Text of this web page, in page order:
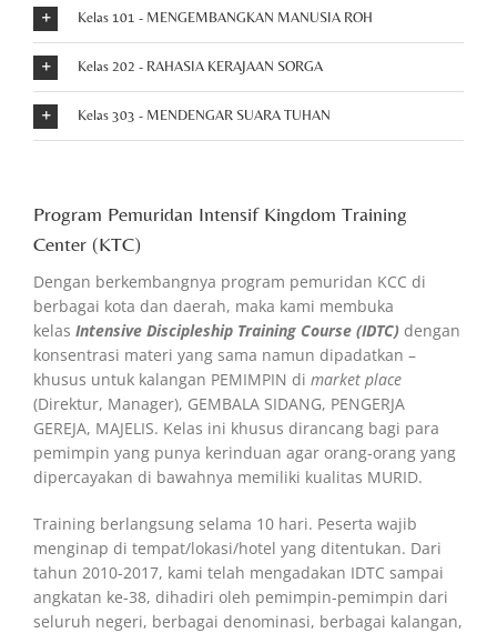
Kelas 101 - MENGEMBANGKAN MANUSIA ROH
Kelas 202 - RAHASIA KERAJAAN SORGA
Kelas 303 - MENDENGAR SUARA TUHAN
Program Pemuridan Intensif Kingdom Training
Center (KTC)
Dengan berkembangnya program pemuridan KCC di
berbagai kota dan daerah, maka kami membuka
kelas Intensive Discipleship Training Course (IDTC) dengan
konsentrasi materi yang sama namun dipadatkan –
khusus untuk kalangan PEMIMPIN di market place
(Direktur, Manager), GEMBALA SIDANG, PENGERJA
GEREJA, MAJELIS. Kelas ini khusus dirancang bagi para
pemimpin yang punya kerinduan agar orang-orang yang
dipercayakan di bawahnya memiliki kualitas MURID.
Training berlangsung selama 10 hari. Peserta wajib
menginap di tempat/lokasi/hotel yang ditentukan. Dari
tahun 2010-2017, kami telah mengadakan IDTC sampai
angkatan ke-38, dihadiri oleh pemimpin-pemimpin dari
seluruh negeri, berbagai denominasi, berbagai kalangan,